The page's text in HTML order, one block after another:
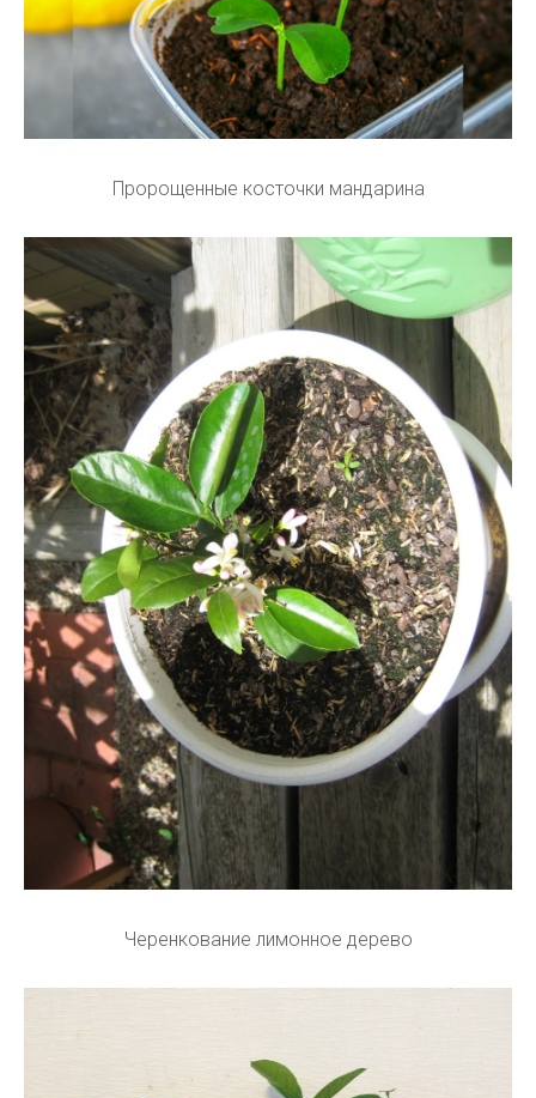
Пророщенные косточки мандарина
Черенкование лимонное дерево